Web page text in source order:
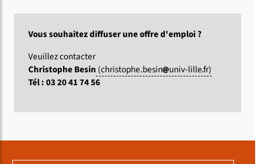
Vous souhaitez diffuser une offre d'emploi ?
Veuillez contacter
Christophe Besin (christophe.besin univ-lillefr)
Tél : 03 20 41 74 56